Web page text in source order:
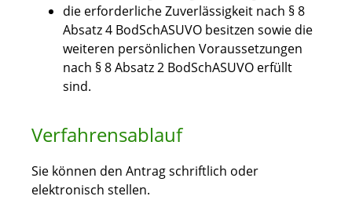
die erforderliche Zuverlässigkeit nach § 8
Absatz 4 BodSchASUVO besitzen sowie die
weiteren persönlichen Voraussetzungen
nach § 8 Absatz 2 BodSchASUVO erfüllt
sind.
Verfahrensablauf
Sie können den Antrag schriftlich oder
elektronisch stellen.